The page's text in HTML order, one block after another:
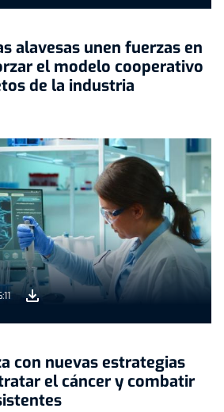
alavesas unen fuerzas en
el modelo cooperativo
de la industria
con nuevas estrategias
el cáncer y combatir